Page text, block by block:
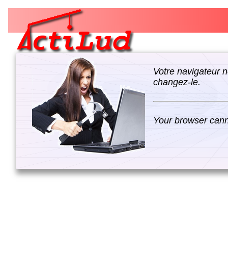
Votre navigateur
changez-le.
Your browser